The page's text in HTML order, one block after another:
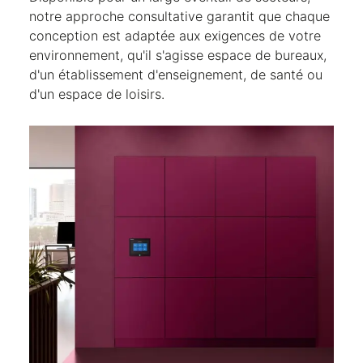
notre approche consultative garantit que chaque
conception est adaptée aux exigences de votre
environnement, qu'il s'agisse espace de bureaux,
d'un établissement d'enseignement, de santé ou
d'un espace de loisirs.